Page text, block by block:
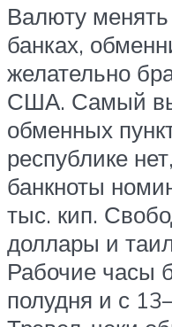
Валюту
банках,
желательно
США. Самый
обменных
республике
банкноты
тыс. кип.
доллары и
Рабочие часы
полудня и с